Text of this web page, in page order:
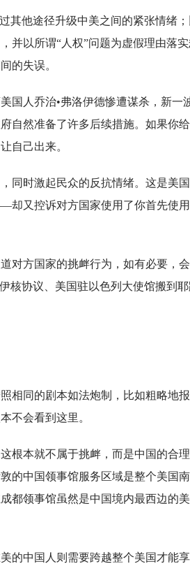
其他途径升级中美之间的紧张情绪
并以所谓“人权”问题为虚假理由落
的失误。
国人乔治•弗洛伊德惨遭谋杀，新一
自然准备了许多后续措施。如果你
自己出来。
同时激起民众的反抗情绪。这是美
却又控诉对方国家使用了你首先使
对方国家的挑衅行为，如有必要，
核协议、美国驻以色列大使馆搬到
相同的剧本如法炮制，比如粗略地
不会看到这里。
根本就不属于挑衅，而是中国的合
的中国领事馆服务区域是整个美国南
都领事馆虽然是中国境内最西边的
的中国人则需要跨越整个美国才能